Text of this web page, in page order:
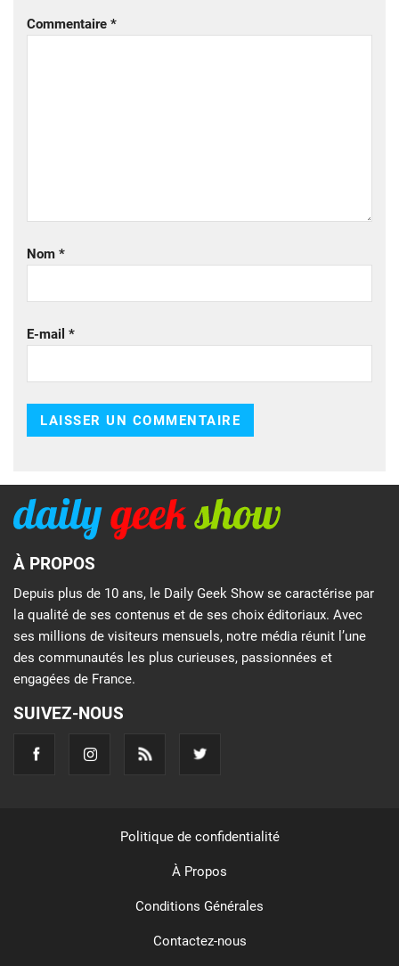
Commentaire *
Nom *
E-mail *
À PROPOS
Depuis plus de 10 ans, le Daily Geek Show se caractérise par
la qualité de ses contenus et de ses choix éditoriaux. Avec
ses millions de visiteurs mensuels, notre média réunit l’une
des communautés les plus curieuses, passionnées et
engagées de France.
SUIVEZ-NOUS
Politique de confidentialité
À Propos
Conditions Générales
Contactez-nous